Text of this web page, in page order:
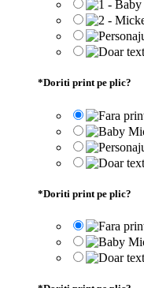
*Doriti print pe plic?
*Doriti print pe plic?